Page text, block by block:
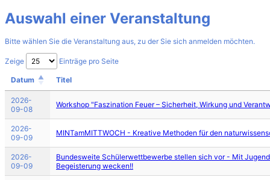
Auswahl einer Veranstaltung
Bitte wählen Sie die Veranstaltung aus, zu der Sie sich anmelden möchten.
Zeige Einträge pro Seite
Datum Titel
2026-
09-08
Workshop "Faszination Feuer – Sicherheit, Wirkung und
2026-
09-09
MINTamMITTWOCH - Kreative Methoden für den
2026-
09-09
Bundesweite Schülerwettbewerbe stellen sich vor - Mit
Begeisterung wecken!!